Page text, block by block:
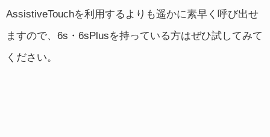
AssistiveTouchを利用するよりも遥かに素早く呼び出せ
ますので、6s・6sPlusを持っている方はぜひ試してみて
ください。